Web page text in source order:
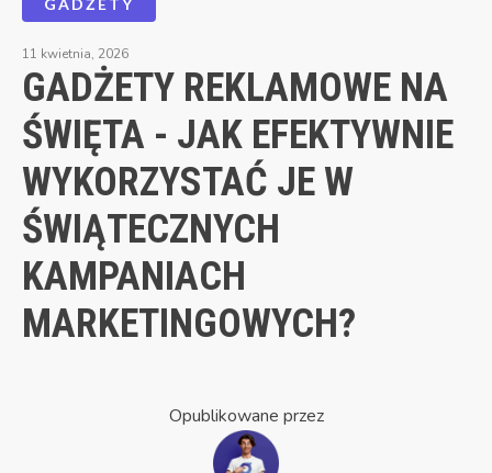
11 kwietnia, 2026
GADŻETY REKLAMOWE NA
ŚWIĘTA - JAK EFEKTYWNIE
WYKORZYSTAĆ JE W
ŚWIĄTECZNYCH
KAMPANIACH
MARKETINGOWYCH?
Opublikowane przez